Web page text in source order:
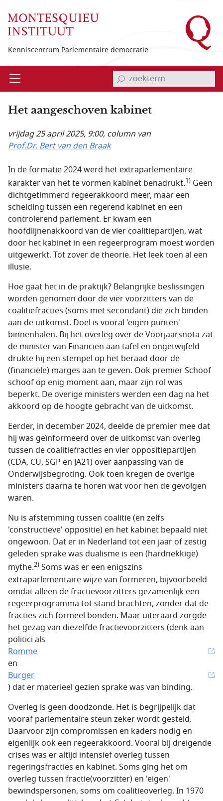
Kenniscentrum Parlementaire democratie
Open invoerveld zoekterm
Het aangeschoven kabinet
vrijdag 25 april 2025, 9:00, column van
Prof.Dr. Bert van den Braak
In de formatie 2024 werd het extraparlementaire
karakter van het te vormen kabinet benadrukt.1) Geen
dichtgetimmerd regeerakkoord meer, maar een
scheiding tussen een regerend kabinet en een
controlerend parlement. Er kwam een
hoofdlijnenakkoord van de vier coalitiepartijen, wat
door het kabinet in een regeerprogram moest worden
uitgewerkt. Tot zover de theorie. Het leek toen al een
illusie.
Hoe gaat het in de praktijk? Belangrijke beslissingen
worden genomen door de vier voorzitters van de
coalitiefracties (soms met secondant) die zich binden
aan de uitkomst. Doel is vooral 'eigen punten'
binnenhalen. Bij het overleg over de Voorjaarsnota zat
de minister van Financiën aan tafel en ongetwijfeld
drukte hij een stempel op het beraad door de
(financiële) marges aan te geven. Ook premier Schoof
schoof op enig moment aan, maar zijn rol was
beperkt. De overige ministers werden een dag na het
akkoord op de hoogte gebracht van de uitkomst.
Eerder, in december 2024, deelde de premier mee dat
hij was geïnformeerd over de uitkomst van overleg
tussen de coalitiefracties en vier oppositiepartijen
(CDA, CU, SGP en JA21) over aanpassing van de
Onderwijsbegroting. Ook toen kregen de overige
ministers daarna te horen wat voor hen de gevolgen
waren.
Nu is afstemming tussen coalitie (en zelfs
'constructieve' oppositie) en het kabinet bepaald niet
ongewoon. Dat er in Nederland tot een jaar of zestig
geleden sprake was dualisme is een (hardnekkige)
mythe.2) Soms was er een enigszins
extraparlementaire wijze van formeren, bijvoorbeeld
omdat alleen de fractievoorzitters gezamenlijk een
regeerprogramma tot stand brachten, zonder dat de
fracties zich formeel bonden. Maar uiteraard zorgde
het gezag van diezelfde fractie­voorzitters (denk aan
politici als
Romme
en
Burger
) dat er materieel gezien sprake was van binding.
Overleg is geen doodzonde. Het is begrijpelijk dat
vooraf parlementaire steun zeker wordt gesteld.
Daarvoor zijn compromissen en kaders nodig en
eigenlijk ook een regeerakkoord. Vooral bij dreigende
crises was er altijd intensief overleg tussen
regeringsfracties en kabinet. Soms ging het om
overleg tussen fractie(voorzitter) en 'eigen'
bewindspersonen, soms om coalitieoverleg. In 1970